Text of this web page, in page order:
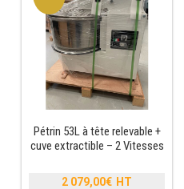
CELLULE DE
ARMOIRE À BOISSONS
VITRINE À
ARRIÈRE-BAR
CAVE À VIN
690,00€.
Pétrin 53L à tête relevable +
cuve extractible – 2 Vitesses
2 079,00€